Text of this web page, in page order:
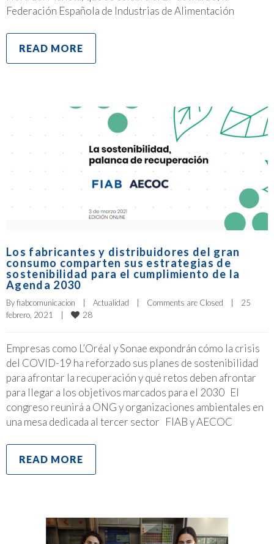
Federación Española de Industrias de Alimentación
READ MORE
Los fabricantes y distribuidores del gran
consumo comparten sus estrategias de
sostenibilidad para el cumplimiento de la
Agenda 2030
By fiabcomunicacion Actualidad Comments are Closed
25
febrero, 2021
28
Empresas como L’Oréal y Sonae expondrán cómo la crisis
del COVID-19 ha reforzado sus planes de sostenibilidad
para afrontar la recuperación y qué retos deben afrontar
para llegar a los objetivos marcados para el 2030 El
congreso reunirá a ONG y organizaciones ambientales en
una mesa dedicada al tercer sector FIAB y AECOC
READ MORE